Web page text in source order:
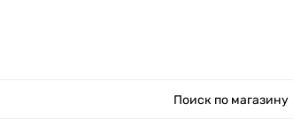
Поиск по магазину